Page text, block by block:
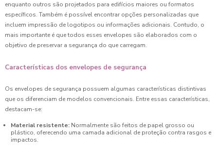
enquanto outros são projetados para edifícios maiores ou formatos
específicos. Também é possível encontrar opções personalizadas que
incluem impressão de logotipos ou informações adicionais. Contudo, o
mais importante é que todos esses envelopes são elaborados com o
objetivo de preservar a segurança do que carregam.
Características dos envelopes de segurança
Os envelopes de segurança possuem algumas características distintivas
que os diferenciam de modelos convencionais. Entre essas características,
destacam-se:
Material resistente: Normalmente são feitos de papel grosso ou
plástico, oferecendo uma camada adicional de proteção contra rasgos e
impactos.